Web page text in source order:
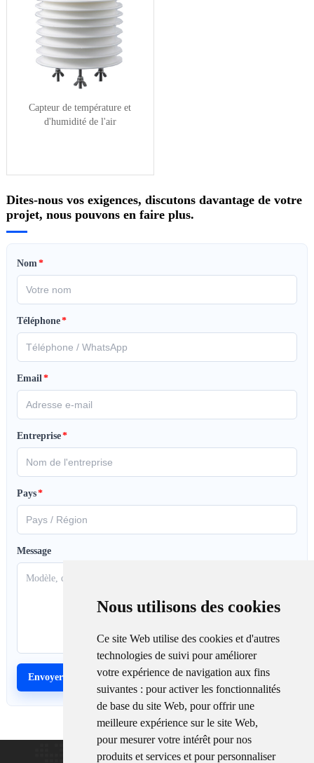
Nous utilisons des cookies
Ce site Web utilise des cookies et d'autres
technologies de suivi pour améliorer
votre expérience de navigation aux fins
suivantes : pour activer les fonctionnalités
de base du site Web, pour offrir une
meilleure expérience sur le site Web,
pour mesurer votre intérêt pour nos
produits et services et pour personnaliser
Capteur de température et
d'humidité de l'air
Dites-nous vos exigences, discutons davantage de votre
projet, nous pouvons en faire plus.
Nom *
Téléphone*
Email *
Entreprise*
Pays*
Message